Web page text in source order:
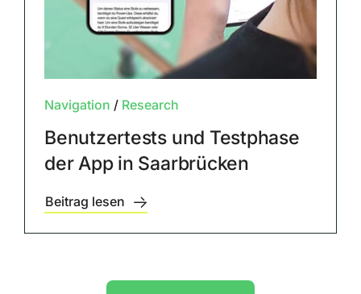
Navigation / Research
Benutzertests und Testphase
der App in Saarbrücken
Beitrag lesen